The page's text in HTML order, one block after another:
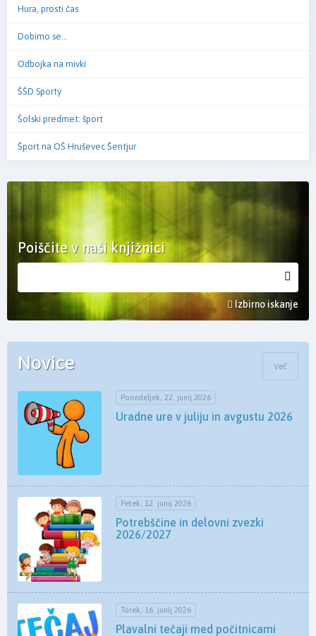
Hura, prosti čas
Dobimo se...
Odbojka na mivki
ŠŠD Sporty
Šolski predmet: šport
Šport na OŠ Hruševec Šentjur
Poiščite v naši knjižnici
Izbirno iskanje
Novice Več
Ponedeljek, 22. junij 2026
Uradne ure v juliju in avgustu 2026
Petek, 12. junij 2026
Potrebščine in delovni zvezki
2026/2027
Torek, 16. junij 2026
Plavalni tečaji med počitnicami